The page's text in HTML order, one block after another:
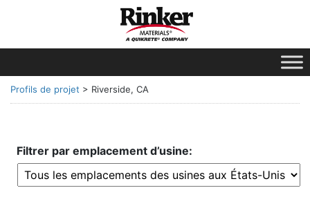
Profils de projet > Riverside, CA
Filtrer par emplacement d’usine: